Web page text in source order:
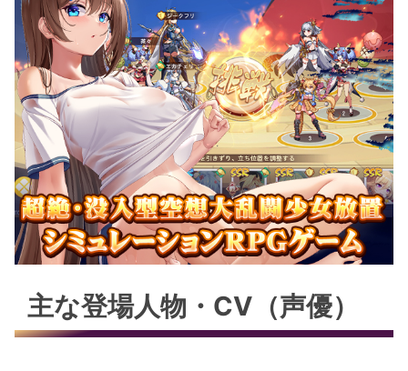
主な登場人物・CV（声優）